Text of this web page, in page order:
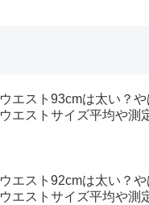
ウエスト93cmは太い？や
ウエストサイズ平均や測
ウエスト92cmは太い？や
ウエストサイズ平均や測